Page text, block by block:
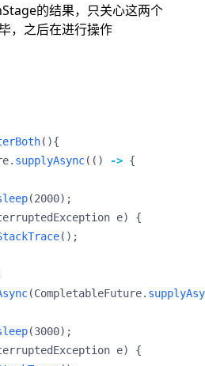
的结果，只关心这两个
，之后在进行操作
(){
. supplyAsync(() -> {
(2000);
e)
{
();
(CompletableFuture.
(3000);
e)
{